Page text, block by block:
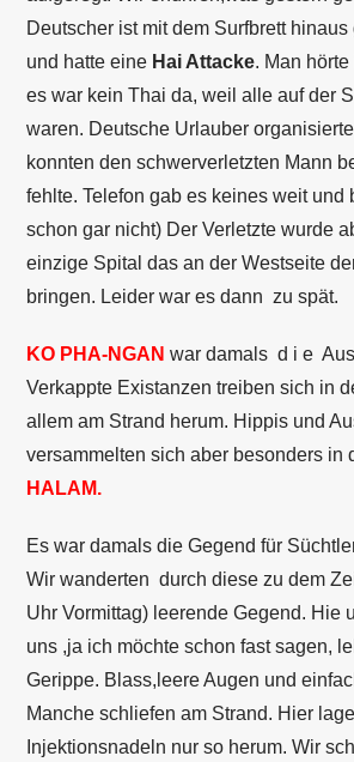
Deutscher ist mit dem Surfbrett
und hatte eine Hai Attacke. Man
es war kein Thai da, weil alle auf der
waren. Deutsche Urlauber
konnten den schwerverletzten Mann
fehlte. Telefon gab es keines weit und
schon gar nicht) Der Verletzte wurde
einzige Spital das an der Westseite
bringen. Leider war es dann zu spät.
KO PHA-NGAN war damals d i e
Verkappte Existanzen treiben sich in
allem am Strand herum. Hippis und
versammelten sich aber besonders in
HALAM.
Es war damals die Gegend für
Wir wanderten durch diese zu dem
Uhr Vormittag) leerende Gegend. Hie
uns ,ja ich möchte schon fast sagen,
Gerippe. Blass,leere Augen und
Manche schliefen am Strand. Hier
Injektionsnadeln nur so herum. Wir